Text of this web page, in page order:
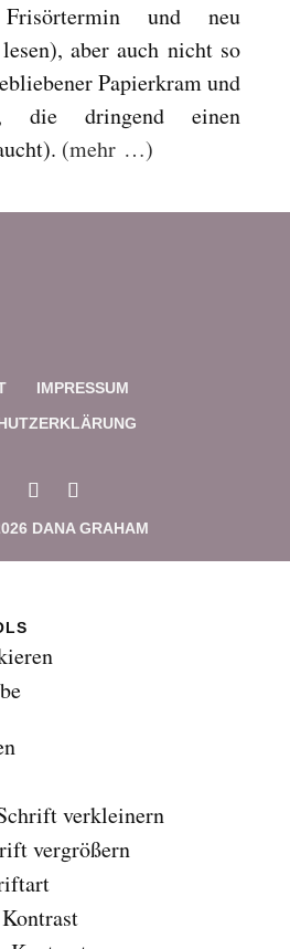
Frisörtermin und neu
aber auch nicht so
Papierkram und
die dringend einen
(mehr …)
IMPRESSUM
DANA GRAHAM
verkleinern
vergrößern